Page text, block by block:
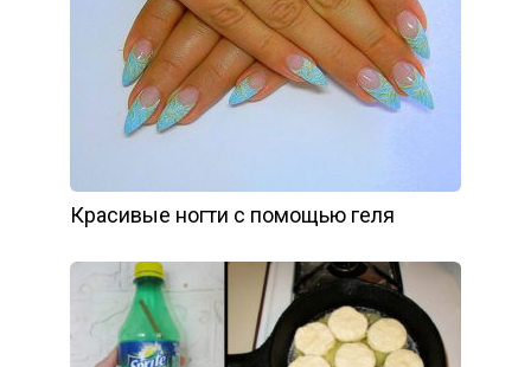
Красивые ногти с помощью геля